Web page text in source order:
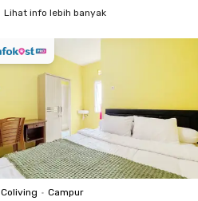
Lihat info lebih banyak
Coliving • Campur